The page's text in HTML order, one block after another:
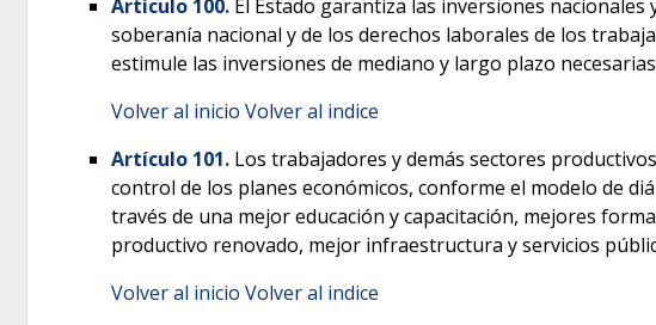
Artículo 100. El Estado garantiza las inversiones
soberanía nacional y de los derechos laborales de los
estimule las inversiones de mediano y largo plazo
Volver al inicio Volver al indice
Artículo 101. Los trabajadores y demás sectores
control de los planes económicos, conforme el modelo de
través de una mejor educación y capacitación, mejores
productivo renovado, mejor infraestructura y servicios
Volver al inicio Volver al indice